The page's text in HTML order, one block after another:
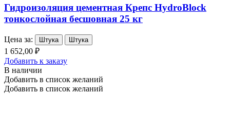
Гидроизоляция цементная Крепс HydroBlock
тонкослойная бесшовная 25 кг
Цена за: Штука Штука
1 652,00 ₽
Добавить к заказу
В наличии
Добавить в список желаний
Добавить в список желаний